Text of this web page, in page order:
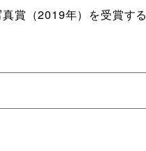
賞（2019年）を受賞す